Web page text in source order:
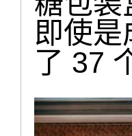
即使是
了 37